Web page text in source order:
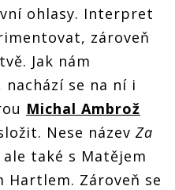
ohlasy. Interpret
zároveň
Jak nám
se na ní i
Michal Ambrož
Nese název Za
také s Matějem
Hartlem. Zároveň se